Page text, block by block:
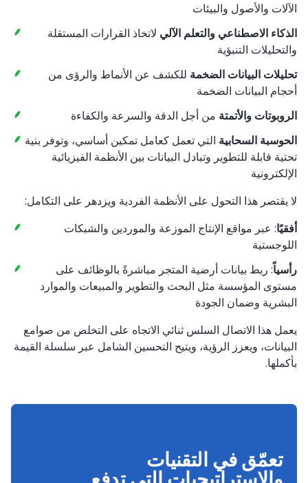
الآلات والأصول والبيئات
الذكاء الاصطناعي والتعلم الآلي لاتخاذ القرارات المستقلة
والتحليلات التنبؤية
تحليلات البيانات الضخمة للكشف عن الأنماط والرؤى من
أحجام البيانات الضخمة
الروبوتات والأتمتة من أجل الدقة والسرعة والكفاءة
الحوسبة السحابية التي تعمل كعامل تمكين أساسي، وتوفر بنية
تحتية قابلة للتطوير وتبادل البيانات بين الأنظمة الفيزيائية
الإلكترونية
لا يقتصر هذا التحول على الأنظمة الفردية ويزدهر على التكامل:
أفقيًا: عبر مواقع الإنتاج الموزعة والموردين والشبكات
اللوجستية
رأسياً: ربط بيانات أرضية المتجر مباشرةً بالوظائف على
مستوى المؤسسة مثل البحث والتطوير والمبيعات والموارد
البشرية وضمان الجودة
يعمل هذا الاتصال السلس ثنائي الاتجاه على التخلص من صوامع
البيانات، ويعزز الرؤية، ويتيح التحسين الشامل عبر سلسلة القيمة
بأكملها.
تعمّق في التقنيات